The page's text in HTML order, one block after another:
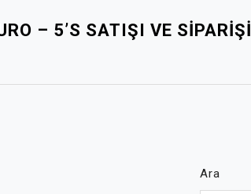
– 5’S SATIŞI VE SIPARIŞI
Ara